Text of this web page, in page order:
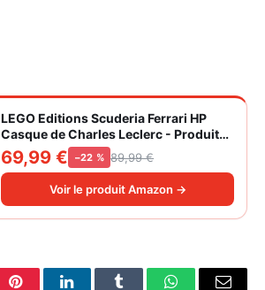
LEGO Editions Scuderia Ferrari HP
Casque de Charles Leclerc - Produit
F1 - Maquette avec Minifigurine
Collector - Décoration Intérieure -
Cadeau pour Garçon dès 14 ans et
Adulte Fan d'Automobile 43014
69,99 € −22 % 89,99 €
Voir le produit Amazon →